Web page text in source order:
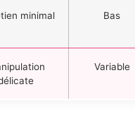
minimal Bas
Variable